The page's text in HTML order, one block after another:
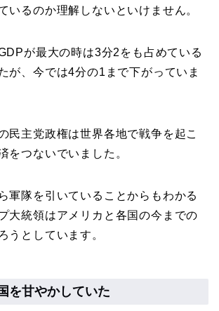
いるのか理解しないといけません。
が最大の時は3分2をも占めている
が、今では4分の1まで下がっていま
民主党政権は世界各地で戦争を起こ
をつないでいました。
軍隊を引いていることからもわかる
大統領はアメリカと各国の今までの
うとしています。
を甘やかしていた